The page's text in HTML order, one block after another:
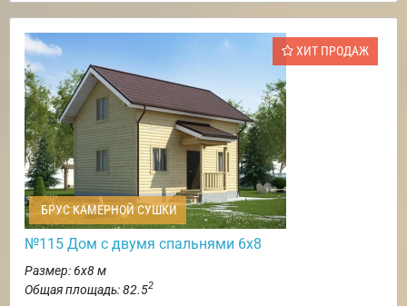
ХИТ ПРОДАЖ
БРУС КАМЕРНОЙ СУШКИ
№115 Дом с двумя спальнями 6х8
Размер: 6х8 м
Общая площадь: 82.52